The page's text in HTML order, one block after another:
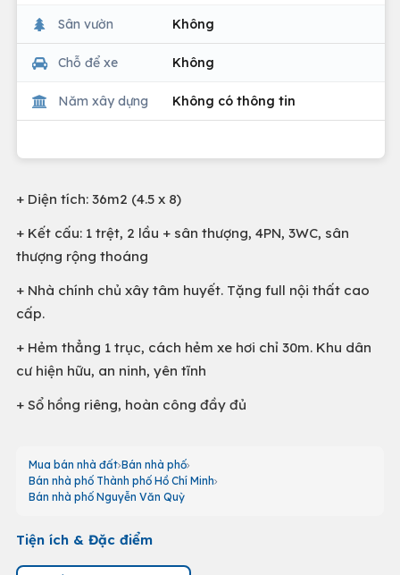
Sân vườn Không
Chỗ để xe Không
Năm xây dựng Không có thông tin
+ Diện tích: 36m2 (4.5 x 8)
+ Kết cấu: 1 trệt, 2 lầu + sân thượng, 4PN, 3WC, sân
thượng rộng thoáng
+ Nhà chính chủ xây tâm huyết. Tặng full nội thất cao
cấp.
+ Hẻm thẳng 1 trục, cách hẻm xe hơi chỉ 30m. Khu dân
cư hiện hữu, an ninh, yên tĩnh
+ Sổ hồng riêng, hoàn công đầy đủ
Mua bán nhà đất Bán nhà phố
Bán nhà phố Thành phố Hồ Chí Minh
Bán nhà phố Nguyễn Văn Quỳ
Tiện ích & Đặc điểm